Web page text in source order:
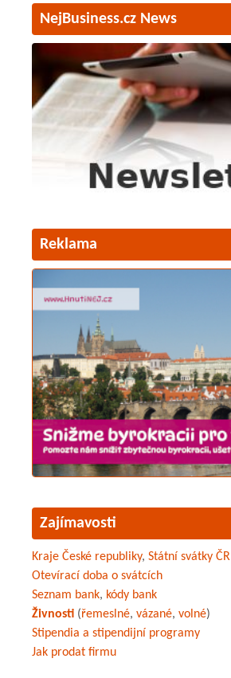
NejBusiness.cz News
Reklama
Zajímavosti
Kraje České republiky, Státní svátky ČR
Otevírací doba o svátcích
Seznam bank, kódy bank
Živnosti (řemeslné, vázané, volné)
Stipendia a stipendijní programy
Jak prodat firmu